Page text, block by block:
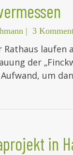
| 3
Rathaus
der
um
in